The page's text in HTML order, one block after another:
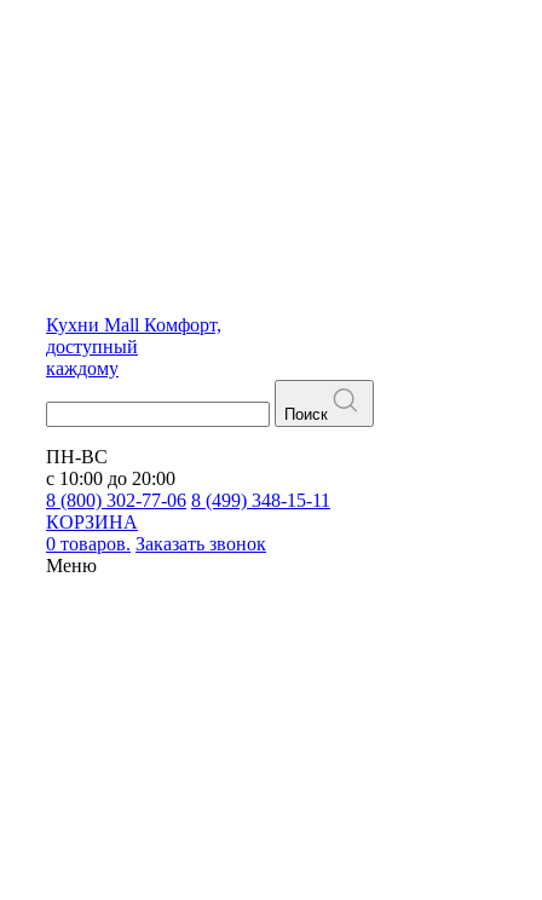
Кухни Mall Комфорт,
доступный
каждому
Поиск
ПН-ВС
с 10:00 до 20:00
8 (800) 302-77-06 8 (499) 348-15-11
КОРЗИНА
0 товаров. Заказать звонок
Меню